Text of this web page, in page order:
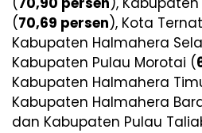
(70,69 persen), Kota
Kabupaten Halmahera
Kabupaten Pulau Morotai (
Kabupaten Halmahera
Kabupaten Halmahera
dan Kabupaten Pulau